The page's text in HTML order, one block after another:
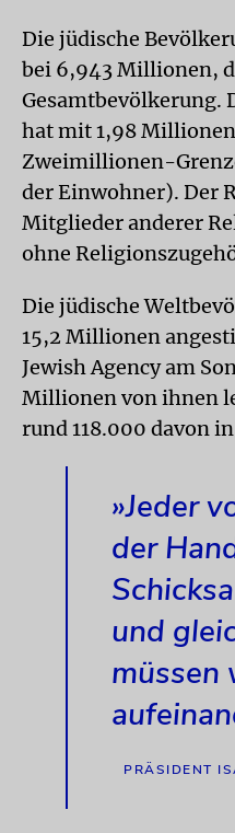
Die jüdische
bei 6,943 Millionen,
Gesamtbevölkerung.
hat mit 1,98
Zweimillionen-
der Einwohner). Der
Mitglieder anderer
ohne
Die jüdische
15,2 Millionen
Jewish Agency am
Millionen von ihnen
rund 118.000 davon
»Jeder
der
und
müssen
PRÄSIDENT